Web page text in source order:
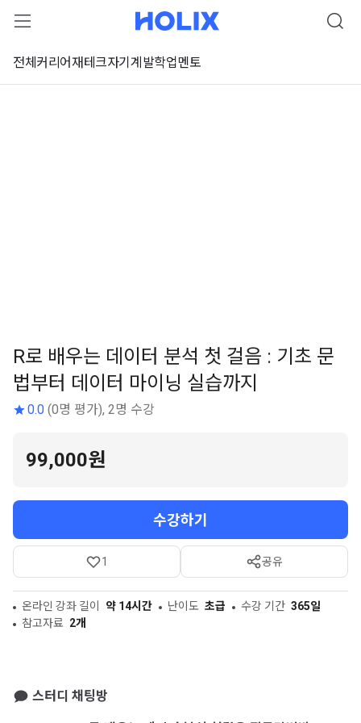
전체 커리어재테크자기계발학업멘토
좌 미리보기
R로 배우는 데이터 분석 첫 걸음 : 기초 문
법부터 데이터 마이닝 실습까지
0.0 (0명 평가), 2명 수강
99,000원
수강하기
1 공유
온라인 강좌 길이 약 14시간 난이도 초급 수강 기간 365일
참고자료 2개
스터디 채팅방